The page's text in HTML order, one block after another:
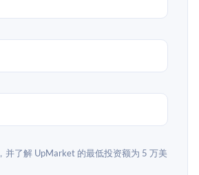
，并了解 UpMarket 的最低投资额为 5 万美